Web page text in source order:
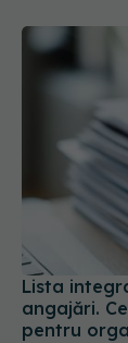
Lista
angajări.
pentru